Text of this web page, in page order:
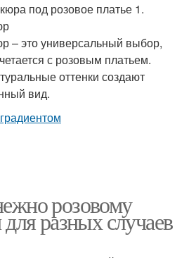
под розовое платье 1.
– это универсальный выбор,
с розовым платьем.
оттенки создают
вид.
розовому
разных случаев